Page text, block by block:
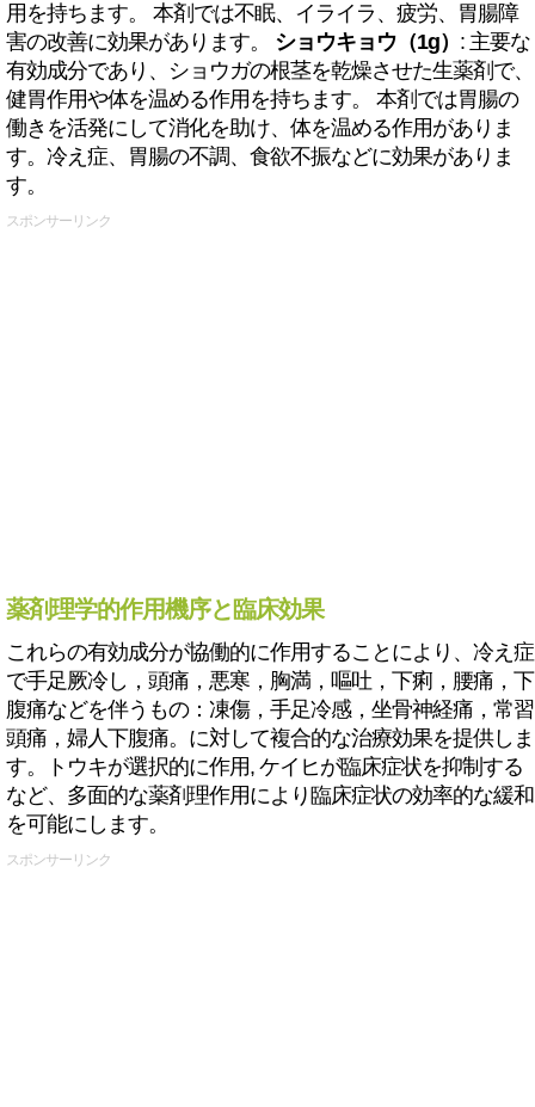
用を持ちます。 本剤では不眠、イライラ、疲労、胃腸障
害の改善に効果があります。 ショウキョウ（1g） : 主要な
有効成分であり、ショウガの根茎を乾燥させた生薬剤で、
健胃作用や体を温める作用を持ちます。 本剤では胃腸の
働きを活発にして消化を助け、体を温める作用がありま
す。冷え症、胃腸の不調、食欲不振などに効果がありま
す。
スポンサーリンク
薬剤理学的作用機序と臨床効果
これらの有効成分が協働的に作用することにより、冷え症
で手足厥冷し，頭痛，悪寒，胸満，嘔吐，下痢，腰痛，下
腹痛などを伴うもの：凍傷，手足冷感，坐骨神経痛，常習
頭痛，婦人下腹痛。に対して複合的な治療効果を提供しま
す。トウキが選択的に作用, ケイヒが臨床症状を抑制する
など、多面的な薬剤理作用により臨床症状の効率的な緩和
を可能にします。
スポンサーリンク